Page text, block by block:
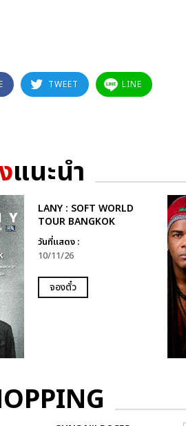
TWEET LINE
แนะนำ
LANY : SOFT WORLD
TOUR BANGKOK
วันที่แสดง :
10/11/26
จองตั๋ว